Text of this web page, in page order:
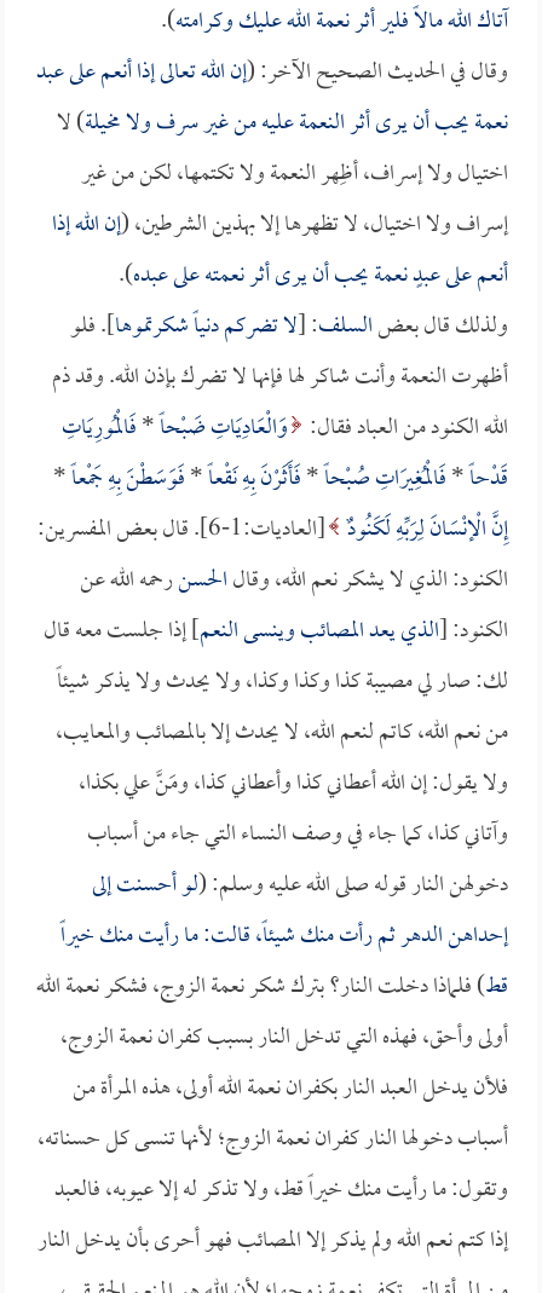
آتاك الله مالاً فلير أثر نعمة الله عليك وكرامته).
وقال في الحديث الصحيح الآخر: (إن الله تعالى إذا أنعم على عبد
نعمة يحب أن يرى أثر النعمة عليه من غير سرف ولا مخيلة) لا
اختيال ولا إسراف، أظِهر النعمة ولا تكتمها، لكن من غير
إسراف ولا اختيال، لا تظهرها إلا بهذين الشرطين، (إن الله إذا
أنعم على عبدٍ نعمة يحب أن يرى أثر نعمته على عبده).
ولذلك قال بعضالسلف: [لا تضركم دنياً شكرتموها]. فلو
أظهرت النعمة وأنت شاكر لها فإنها لا تضرك بإذن الله. وقد ذم
الله الكنود من العباد فقال: وَالْعَادِيَاتِ ضَبْحاً*فَالْمُورِيَاتِ
قَدْحاً*فَالْمُغِيرَاتِ صُبْحاً*فَأَثَرْنَ بِهِ نَقْعاً*فَوَسَطْنَ بِهِ جَمْعاً*
إِنَّ الْإنْسَانَ لِرَبِّهِ لَكَنُودٌ
[العاديات:1-6]. قال بعض المفسرين:
الكنود: الذي لا يشكر نعم الله، وقالالحسنرحمه الله عن
الكنود: [الذي يعد المصائب وينسى النعم] إذا جلست معه قال
لك: صار لي مصيبة كذا وكذا وكذا، ولا يحدث ولا يذكر شيئاً
من نعم الله، كاتم لنعم الله، لا يحدث إلا بالمصائب والمعايب،
ولا يقول: إن الله أعطاني كذا وأعطاني كذا، ومَنَّ علي بكذا،
وآتاني كذا، كما جاء في وصف النساء التي جاء من أسباب
دخولهن النار قوله صلى الله عليه وسلم: (لو أحسنت إلى
إحداهن الدهر ثم رأت منك شيئاً، قالت: ما رأيت منك خيراً
قط) فلماذا دخلت النار؟ بترك شكر نعمة الزوج، فشكر نعمة الله
أولى وأحق، فهذه التي تدخل النار بسبب كفران نعمة الزوج،
فلأن يدخل العبد النار بكفران نعمة الله أولى، هذه المرأة من
أسباب دخولها النار كفران نعمة الزوج؛ لأنها تنسى كل حسناته،
وتقول: ما رأيت منك خيراً قط، ولا تذكر له إلا عيوبه، فالعبد
إذا كتم نعم الله ولم يذكر إلا المصائب فهو أحرى بأن يدخل النار